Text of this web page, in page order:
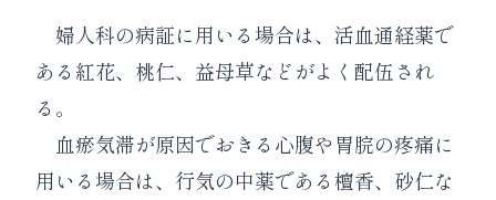
婦人科の病証に用いる場合は、活血通経薬で
ある紅花、桃仁、益母草などがよく配伍され
る。
血瘀気滞が原因でおきる心腹や胃脘の疼痛に
用いる場合は、行気の中薬である檀香、砂仁な